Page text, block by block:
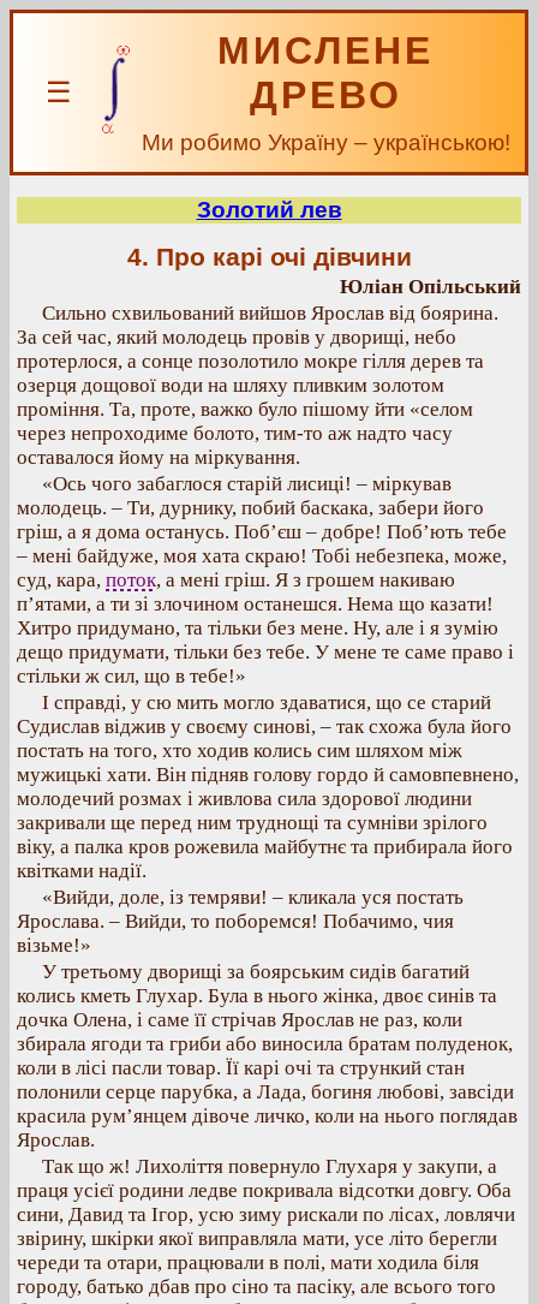
☰
МИСЛЕНЕ
ДРЕВО
Ми робимо Україну – українською!
Золотий лев
4. Про карі очі дівчини
Юліан Опільський
Сильно схвильований вийшов Ярослав від боярина.
За сей час, який молодець провів у дворищі, небо
протерлося, а сонце позолотило мокре гілля дерев та
озерця дощової води на шляху пливким золотом
проміння. Та, проте, важко було пішому йти «селом
через непроходиме болото, тим-то аж надто часу
оставалося йому на міркування.
«Ось чого забаглося старій лисиці! – міркував
молодець. – Ти, дурнику, побий баскака, забери його
гріш, а я дома останусь. Поб’єш – добре! Поб’ють тебе
– мені байдуже, моя хата скраю! Тобі небезпека, може,
суд, кара, поток, а мені гріш. Я з грошем накиваю
п’ятами, а ти зі злочином останешся. Нема що казати!
Хитро придумано, та тільки без мене. Ну, але і я зумію
дещо придумати, тільки без тебе. У мене те саме право і
стільки ж сил, що в тебе!»
І справді, у сю мить могло здаватися, що се старий
Судислав віджив у своєму синові, – так схожа була його
постать на того, хто ходив колись сим шляхом між
мужицькі хати. Він підняв голову гордо й самовпевнено,
молодечий розмах і живлова сила здорової людини
закривали ще перед ним труднощі та сумніви зрілого
віку, а палка кров рожевила майбутнє та прибирала його
квітками надії.
«Вийди, доле, із темряви! – кликала уся постать
Ярослава. – Вийди, то поборемся! Побачимо, чия
візьме!»
У третьому дворищі за боярським сидів багатий
колись кметь Глухар. Була в нього жінка, двоє синів та
дочка Олена, і саме її стрічав Ярослав не раз, коли
збирала ягоди та гриби або виносила братам полуденок,
коли в лісі пасли товар. Її карі очі та стрункий стан
полонили серце парубка, а Лада, богиня любові, завсіди
красила рум’янцем дівоче личко, коли на нього поглядав
Ярослав.
Так що ж! Лихоліття повернуло Глухаря у закупи, а
праця усієї родини ледве покривала відсотки довгу. Оба
сини, Давид та Ігор, усю зиму рискали по лісах, ловлячи
звірину, шкірки якої виправляла мати, усе літо берегли
череди та отари, працювали в полі, мати ходила біля
городу, батько дбав про сіно та пасіку, але всього того